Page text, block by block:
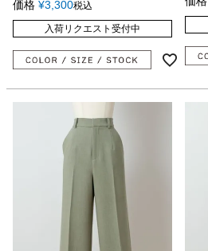
価格 ¥3,300税込
入荷リクエスト受付中